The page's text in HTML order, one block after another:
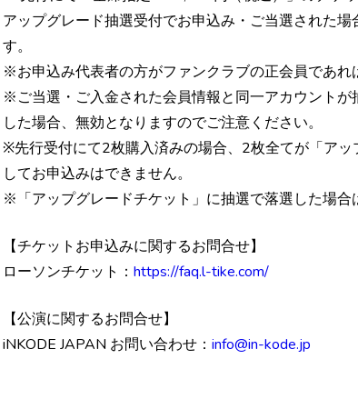
アップグレード抽選受付でお申込み・ご当選された
す。
※お申込み代表者の方がファンクラブの正会員であれ
※ご当選・ご入金された会員情報と同一アカウント
した場合、無効となりますのでご注意ください。
※先行受付にて2枚購入済みの場合、2枚全てが「ア
してお申込みはできません。
※「アップグレードチケット」に抽選で落選した場合
【チケットお申込みに関するお問合せ】
ローソンチケット： https://faq.l-tike.com/
【公演に関するお問合せ】
iNKODE JAPAN お問い合わせ： info@in-kode.jp